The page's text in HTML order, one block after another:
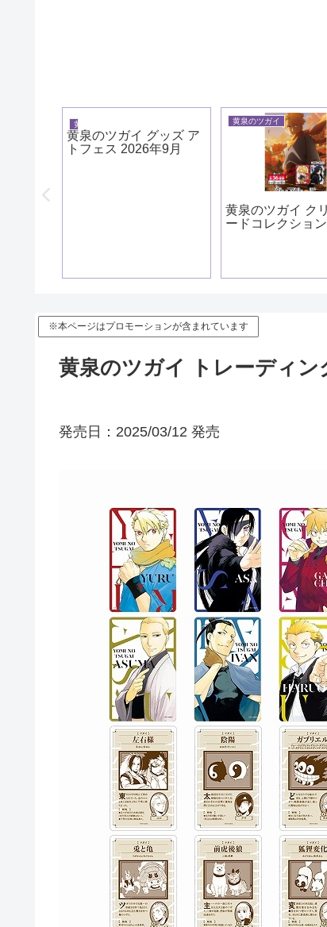
黄泉のツガイ
黄泉のツガイ グッズ ア
トフェス 2026年9月
黄泉のツガイ
黄泉のツガイ ク
ードコレクショ
※本ページはプロモーションが含まれています
黄泉のツガイ トレーディン
発売日：2025/03/12 発売